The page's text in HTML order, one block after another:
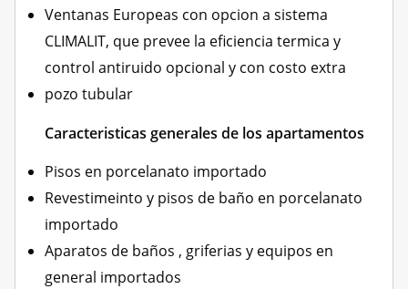
Ventanas Europeas con opcion a sistema
CLIMALIT, que prevee la eficiencia termica y
control antiruido opcional y con costo extra
pozo tubular
Caracteristicas generales de los apartamentos
Pisos en porcelanato importado
Revestimeinto y pisos de baño en porcelanato
importado
Aparatos de baños , griferias y equipos en
general importados